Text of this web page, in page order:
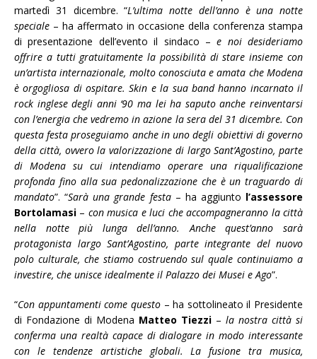
martedì 31 dicembre. “L’ultima notte dell’anno è una notte
speciale – ha affermato in occasione della conferenza stampa
di presentazione dell’evento il sindaco –e noi desideriamo
offrire a tutti gratuitamente la possibilità di stare insieme con
un’artista internazionale, molto conosciuta e amata che Modena
è orgogliosa di ospitare. Skin e la sua band hanno incarnato il
rock inglese degli anni ‘90 ma lei ha saputo anche reinventarsi
con l’energia che vedremo in azione la sera del 31 dicembre. Con
questa festa proseguiamo anche in uno degli obiettivi di governo
della città, ovvero la valorizzazione di largo Sant’Agostino, parte
di Modena su cui intendiamo operare una riqualificazione
profonda fino alla sua pedonalizzazione che è un traguardo di
mandato”. “Sarà una grande festa– ha aggiunto l’assessore
Bortolamasi – con musica e luci che accompagneranno la città
nella notte più lunga dell’anno. Anche quest’anno sarà
protagonista largo Sant’Agostino, parte integrante del nuovo
polo culturale, che stiamo costruendo sul quale continuiamo a
investire, che unisce idealmente il Palazzo dei Musei e Ago”.
“Con appuntamenti come questo– ha sottolineato il Presidente
di Fondazione di Modena Matteo Tiezzi – la nostra città si
conferma una realtà capace di dialogare in modo interessante
con le tendenze artistiche globali. La fusione tra musica,